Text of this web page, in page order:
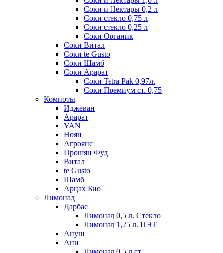
Соки и Нектары 0,2 л
Соки стекло 0,75 л
Соки стекло 0,25 л
Соки Органик
Соки Витал
Соки te Gusto
Соки Шамб
Соки Арарат
Соки Tetra Pak 0,97л.
Соки Премиум ст. 0,75
Компоты
Иджеван
Арарат
YAN
Ноян
Агроянс
Прошян Фуд
Витал
te Gusto
Шамб
Арцах Био
Лимонад
Дарбас
Лимонад 0,5 л. Стекло
Лимонад 1,25 л. ПЭТ
Ануш
Ани
Лимонад 0,5 л ст